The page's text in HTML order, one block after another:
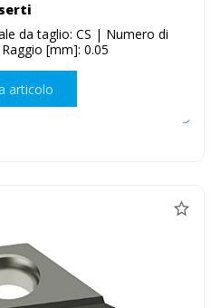
da taglio: CS | Numero di
[mm]: 0.05
articolo